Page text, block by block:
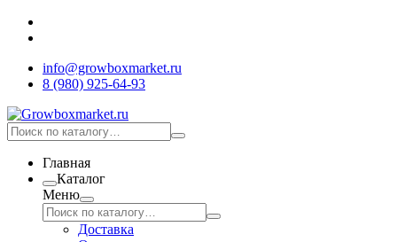
info@growboxmarket.ru
8 (980) 925-64-93
Главная
Каталог
Меню
Доставка